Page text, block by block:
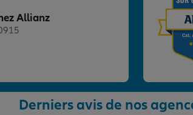
Allianz
Derniers avis de nos